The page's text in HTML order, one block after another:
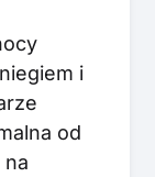
i
od
na